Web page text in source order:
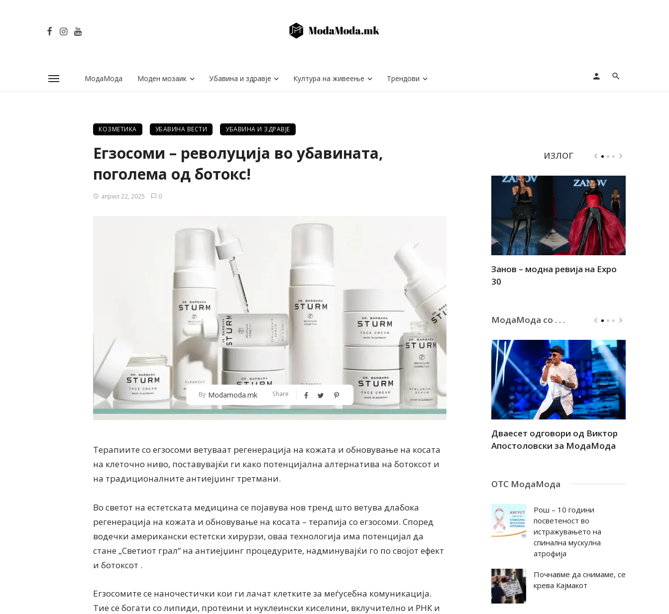
МодаМода Моден мозаик Убавина и здравје Култура на живеење Трендови
КОЗМЕТИКА УБАВИНА ВЕСТИ УБАВИНА И ЗДРАВЈЕ
Егзосоми – револуција во убавината,
поголема од ботокс!
април 22, 2025 0
By Modamoda.mk Share
Терапиите со егзосоми ветуваат регенерација на кожата и обновување на косата
на клеточно ниво, поставувајќи ги како потенцијална алтернатива на ботоксот и
на традиционалните антиејџинг третмани.
Во светот на естетската медицина се појавува нов тренд што ветува длабока
регенерација на кожата и обновување на косата – терапија со егзосоми. Според
водечки американски естетски хирурзи, оваа технологија има потенцијал да
стане „Светиот грал“ на антиејџинг процедурите, надминувајќи го по својот ефект
и ботоксот .
Егзосомите се наночестички кои ги лачат клетките за меѓусебна комуникација.
Тие се богати со липиди, протеини и нуклеински киселини, вклучително и РНК и
ИЗЛОГ
Алшар – модна ревија на Expo
Филигрански обетки
Занов – модна ревија на Expo
30
МодаМода со . . .
Антовска за МодаМода
МодаМода со Александар
Ристовски Принц
Дваесет одговори од Виктор
Апостоловски за МодаМода
ОТС МодаМода
Рош – 10 години
посветеност во
истражувањето на
спинална мускулна
атрофија
Почнавме да снимаме, се
крева Кајмакот